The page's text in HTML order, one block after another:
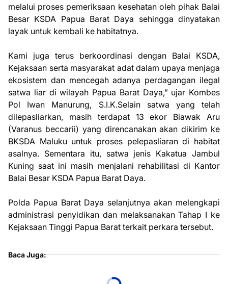
melalui proses pemeriksaan kesehatan oleh pihak Balai
Besar KSDA Papua Barat Daya sehingga dinyatakan
layak untuk kembali ke habitatnya.
Kami juga terus berkoordinasi dengan Balai KSDA,
Kejaksaan serta masyarakat adat dalam upaya menjaga
ekosistem dan mencegah adanya perdagangan ilegal
satwa liar di wilayah Papua Barat Daya,” ujar Kombes
Pol Iwan Manurung, S.I.K.Selain satwa yang telah
dilepasliarkan, masih terdapat 13 ekor Biawak Aru
(Varanus beccarii) yang direncanakan akan dikirim ke
BKSDA Maluku untuk proses pelepasliaran di habitat
asalnya. Sementara itu, satwa jenis Kakatua Jambul
Kuning saat ini masih menjalani rehabilitasi di Kantor
Balai Besar KSDA Papua Barat Daya.
Polda Papua Barat Daya selanjutnya akan melengkapi
administrasi penyidikan dan melaksanakan Tahap I ke
Kejaksaan Tinggi Papua Barat terkait perkara tersebut.
Baca Juga: